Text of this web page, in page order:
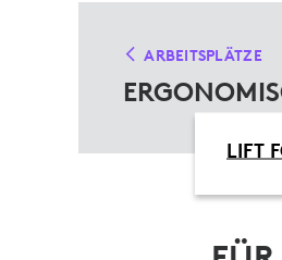
ARBEITSPLÄTZE
LIFT